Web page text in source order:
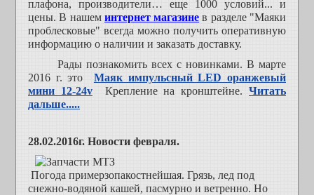
плафона, производители… еще 1000 условий... и
цены. В нашем интернет магазине в разделе "Маяки
проблесковые" всегда можно получить оперативную
информацию о наличии и заказать доставку.
Рады познакомить всех с новинками. В марте
2016 г. это Маяк импульсный LED оранжевый
мини 12-24vКрепление на кронштейне. Читать
дальше.....
28.02.2016г. Новости февраля.
Погода примерзопакостнейшая. Грязь, лед под
снежно-водяной кашей, пасмурно и ветренно. Но